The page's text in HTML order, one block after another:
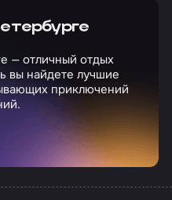
— отличный отдых
вы найдете лучшие
приключений